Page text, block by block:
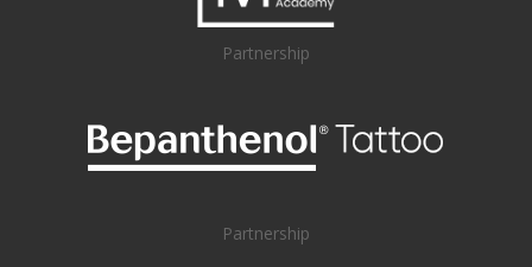
Partnership
Partnership